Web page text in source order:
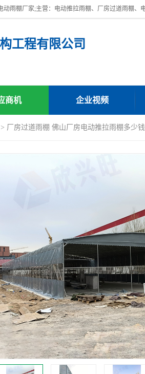
工程有限公司
商机 企业视频
> 厂房过道雨棚 佛山厂房电动推拉雨棚多少钱